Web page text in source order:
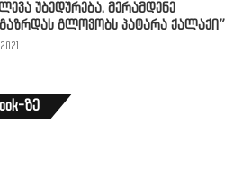
უბედურება, მერამდენე
გლოვობს პატარა ქალაქი”
ზე